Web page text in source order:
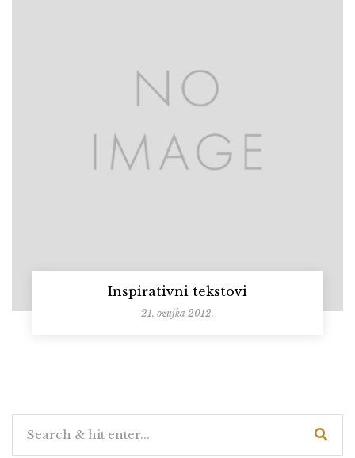
Inspirativni tekstovi
21. ožujka 2012.